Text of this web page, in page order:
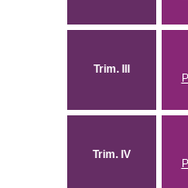
Trim. III
Trim. IV